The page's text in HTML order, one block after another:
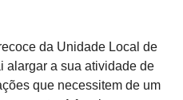
da Unidade Local de
alargar a sua atividade de
que necessitem de um